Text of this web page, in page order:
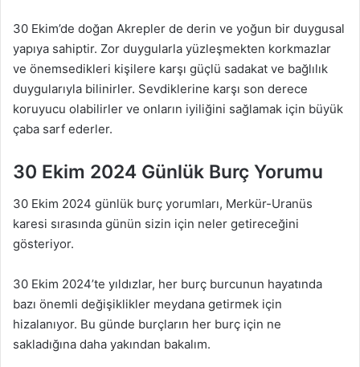
30 Ekim’de doğan Akrepler de derin ve yoğun bir duygusal
yapıya sahiptir. Zor duygularla yüzleşmekten korkmazlar
ve önemsedikleri kişilere karşı güçlü sadakat ve bağlılık
duygularıyla bilinirler. Sevdiklerine karşı son derece
koruyucu olabilirler ve onların iyiliğini sağlamak için büyük
çaba sarf ederler.
30 Ekim 2024 Günlük Burç Yorumu
30 Ekim 2024 günlük burç yorumları, Merkür-Uranüs
karesi sırasında günün sizin için neler getireceğini
gösteriyor.
30 Ekim 2024’te yıldızlar, her burç burcunun hayatında
bazı önemli değişiklikler meydana getirmek için
hizalanıyor. Bu günde burçların her burç için ne
sakladığına daha yakından bakalım.